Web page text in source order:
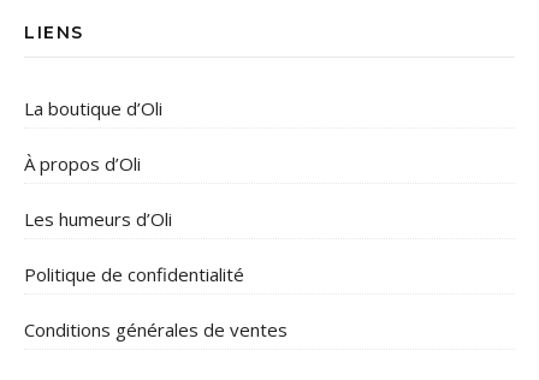
LIENS
La boutique d’Oli
À propos d’Oli
Les humeurs d’Oli
Politique de confidentialité
Conditions générales de ventes